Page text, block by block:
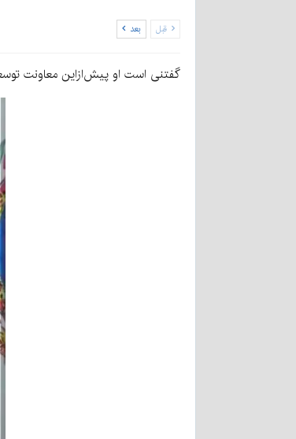
قبل بعد
گفتنی است او پیش‌ازاین معاونت